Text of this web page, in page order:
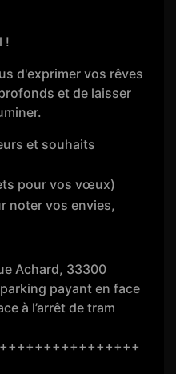
!
d'exprimer vos rêves
et de laisser
et souhaits
pour vos vœux)
noter vos envies,
Achard, 33300
payant en face
à l’arrêt de tram